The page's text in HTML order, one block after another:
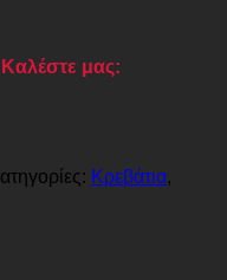
μας:
Κρεβάτια,